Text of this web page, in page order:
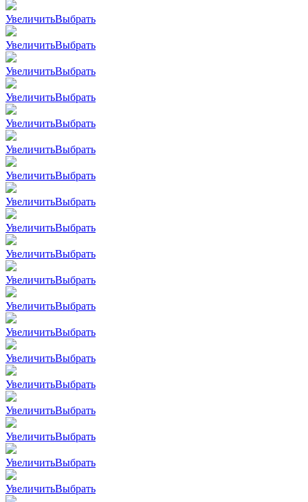
УвеличитьВыбрать
УвеличитьВыбрать
УвеличитьВыбрать
УвеличитьВыбрать
УвеличитьВыбрать
УвеличитьВыбрать
УвеличитьВыбрать
УвеличитьВыбрать
УвеличитьВыбрать
УвеличитьВыбрать
УвеличитьВыбрать
УвеличитьВыбрать
УвеличитьВыбрать
УвеличитьВыбрать
УвеличитьВыбрать
УвеличитьВыбрать
УвеличитьВыбрать
УвеличитьВыбрать
УвеличитьВыбрать